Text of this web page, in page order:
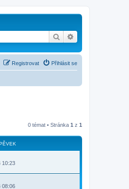
Hledat
Přihlásit se
Registrovat
0 témat • Stránka 1 z 1
10:23
08:06